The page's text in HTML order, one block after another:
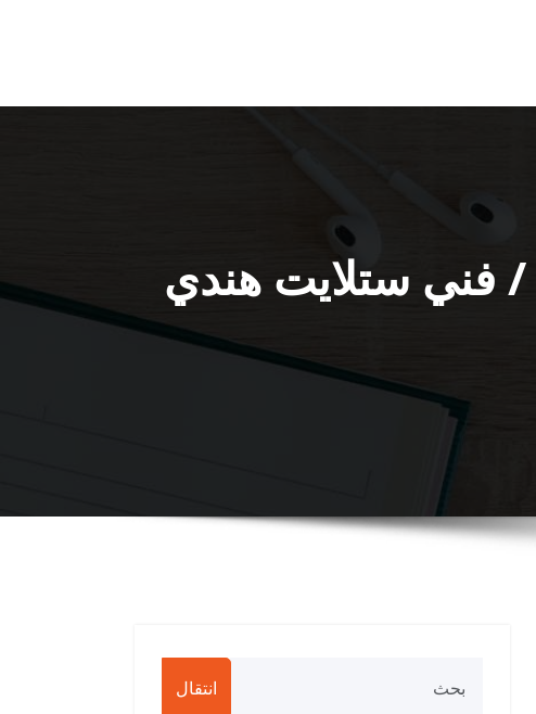
فني تركيب ستلايت الخيران / 66445532 / فني ستلايت هندي
انتقال